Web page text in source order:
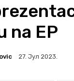
na EP
27. Јул 2023.